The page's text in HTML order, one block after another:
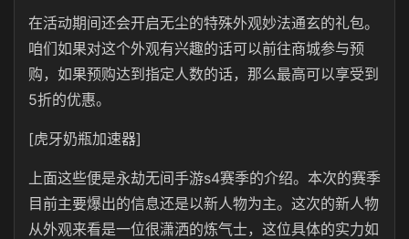
在活动期间还会开启无尘的特殊外观妙法通玄的礼包。
咱们如果对这个外观有兴趣的话可以前往商城参与预
购，如果预购达到指定人数的话，那么最高可以享受到
5折的优惠。
[虎牙奶瓶加速器]
上面这些便是永劫无间手游s4赛季的介绍。本次的赛季
目前主要爆出的信息还是以新人物为主。这次的新人物
从外观来看是一位很潇洒的炼气士，这位具体的实力如